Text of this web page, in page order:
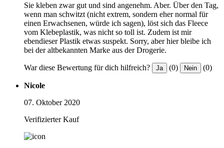
Sie kleben zwar gut und sind angenehm. Aber. Über den Tag,
wenn man schwitzt (nicht extrem, sondern eher normal für
einen Erwachsenen, würde ich sagen), löst sich das Fleece
vom Klebeplastik, was nicht so toll ist. Zudem ist mir
ebendieser Plastik etwas suspekt. Sorry, aber hier bleibe ich
bei der altbekannten Marke aus der Drogerie.
War diese Bewertung für dich hilfreich? Ja (0) Nein (0)
Nicole
07. Oktober 2020
Verifizierter Kauf